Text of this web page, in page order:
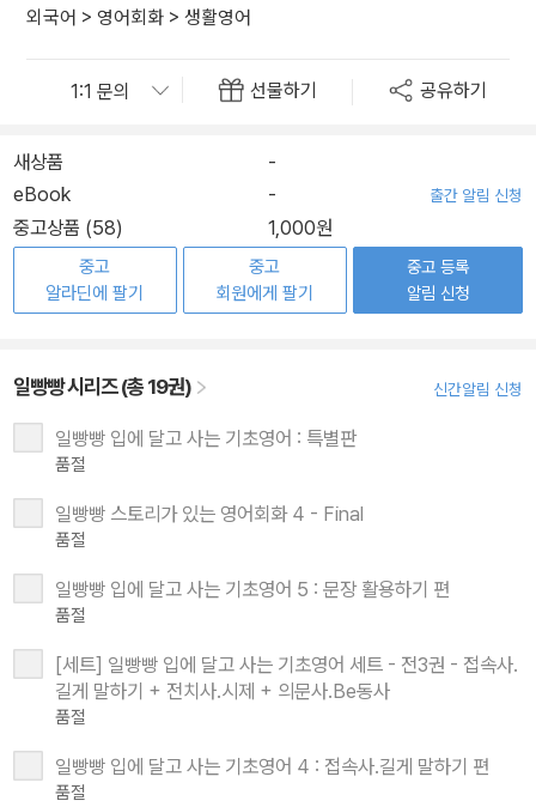
외국어 > 영어회화 > 생활영어
선물하기 공유하기
새상품
-
eBook
- 출간 알림 신청
중고상품 (58) 1,000원
중고
알라딘에 팔기
중고
회원에게 팔기
중고 등록
알림 신청
일빵빵 시리즈 (총 19권) 신간알림 신청
일빵빵 입에 달고 사는 기초영어 : 특별판
품절
일빵빵 스토리가 있는 영어회화 4 - Final
품절
일빵빵 입에 달고 사는 기초영어 5 : 문장 활용하기 편
품절
[세트] 일빵빵 입에 달고 사는 기초영어 세트 - 전3권 - 접속사.
길게 말하기 + 전치사.시제 + 의문사.Be동사
품절
일빵빵 입에 달고 사는 기초영어 4 : 접속사.길게 말하기 편
품절